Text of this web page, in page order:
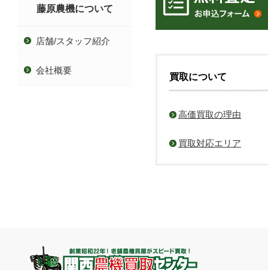
買取について
高価買取の理由
買取対応エリア
藤原農機について
店舗/スタッフ紹介
会社概要